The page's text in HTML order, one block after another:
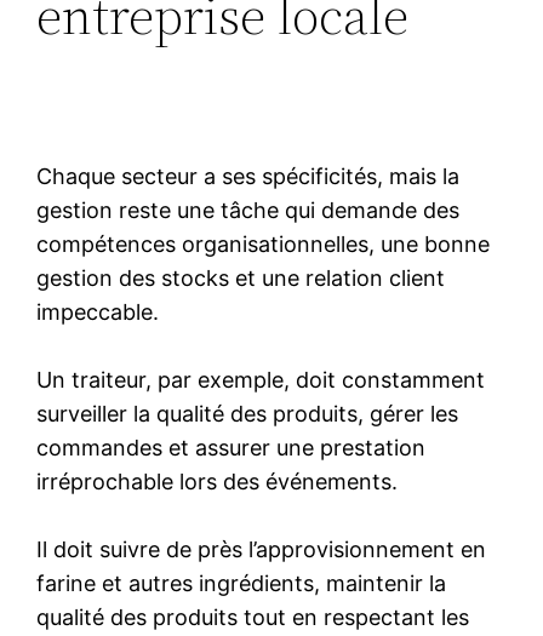
entreprise locale
Chaque secteur a ses spécificités, mais la
gestion reste une tâche qui demande des
compétences organisationnelles, une bonne
gestion des stocks et une relation client
impeccable.
Un traiteur, par exemple, doit constamment
surveiller la qualité des produits, gérer les
commandes et assurer une prestation
irréprochable lors des événements.
Il doit suivre de près l’approvisionnement en
farine et autres ingrédients, maintenir la
qualité des produits tout en respectant les